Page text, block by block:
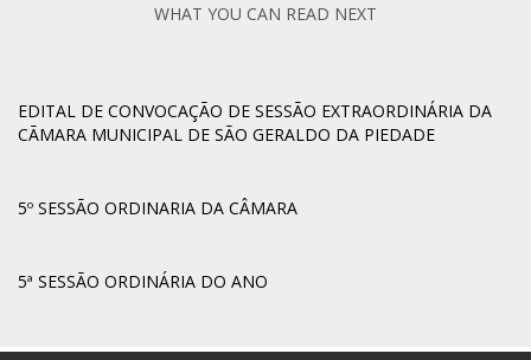
WHAT YOU CAN READ NEXT
EDITAL DE CONVOCAÇÃO DE SESSÃO EXTRAORDINÁRIA DA
CÃMARA MUNICIPAL DE SÃO GERALDO DA PIEDADE
5º SESSÃO ORDINARIA DA CÂMARA
5ª SESSÃO ORDINÁRIA DO ANO